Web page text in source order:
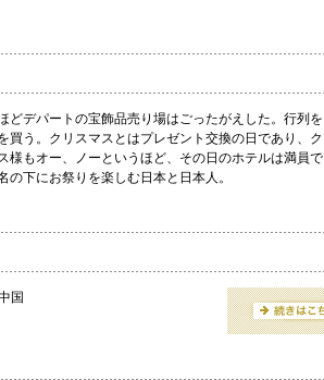
どデパートの宝飾品売り場はごったがえした。行列を
買う。クリスマスとはプレゼント交換の日であり、ク
様もオー、ノーというほど、その日のホテルは満員で
下にお祭りを楽しむ日本と日本人。
国